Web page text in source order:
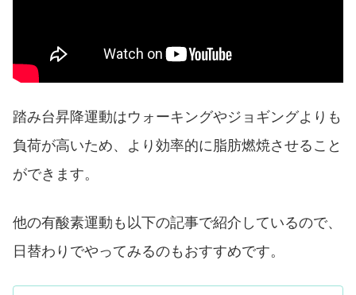
踏み台昇降運動はウォーキングやジョギングよりも
負荷が高いため、より効率的に脂肪燃焼させること
ができます。
他の有酸素運動も以下の記事で紹介しているので、
日替わりでやってみるのもおすすめです。